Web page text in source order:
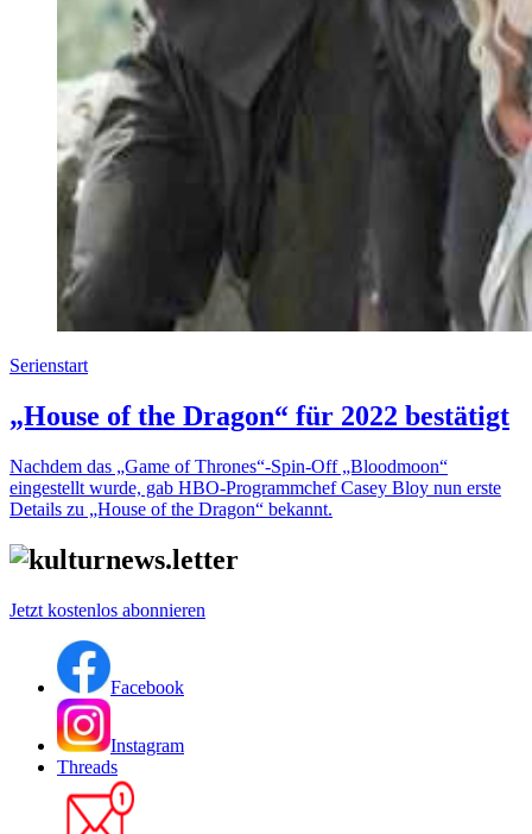
Serienstart
„House of the Dragon“ für 2022 bestätigt
Nachdem das „Game of Thrones“-Spin-Off „Bloodmoon“
eingestellt wurde, gab HBO-Programmchef Casey Bloy nun erste
Details zu „House of the Dragon“ bekannt.
Jetzt kostenlos abonnieren
Facebook
Instagram
Threads